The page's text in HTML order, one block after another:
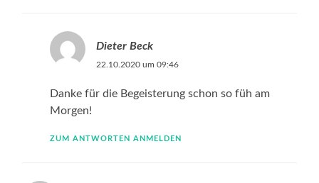
Dieter Beck
22.10.2020 um 09:46
Danke für die Begeisterung schon so füh am
Morgen!
ZUM ANTWORTEN ANMELDEN